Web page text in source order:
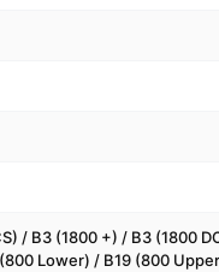
/ B3 (1800 +) / B3 (1800
Lower) / B19 (800